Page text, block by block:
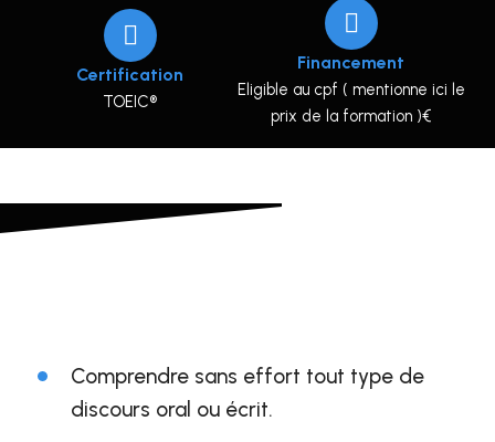
Certification
TOEIC®
Financement
Eligible au cpf ( mentionne ici le
prix de la formation )€
Comprendre sans effort tout type de
discours oral ou écrit.